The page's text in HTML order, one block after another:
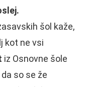
šol kaže,
kot ne vsi
iz Osnovne šole
so se že